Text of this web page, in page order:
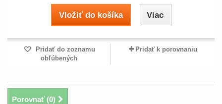
Vložiť do košíka Viac
Pridať do zoznamu
obľúbených
Pridať k porovnaniu
Porovnať (0)